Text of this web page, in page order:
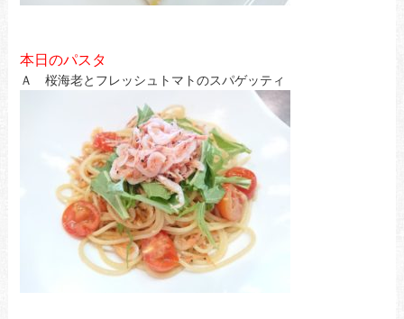
本日のパスタ
Ａ 桜海老とフレッシュトマトのスパゲッティ